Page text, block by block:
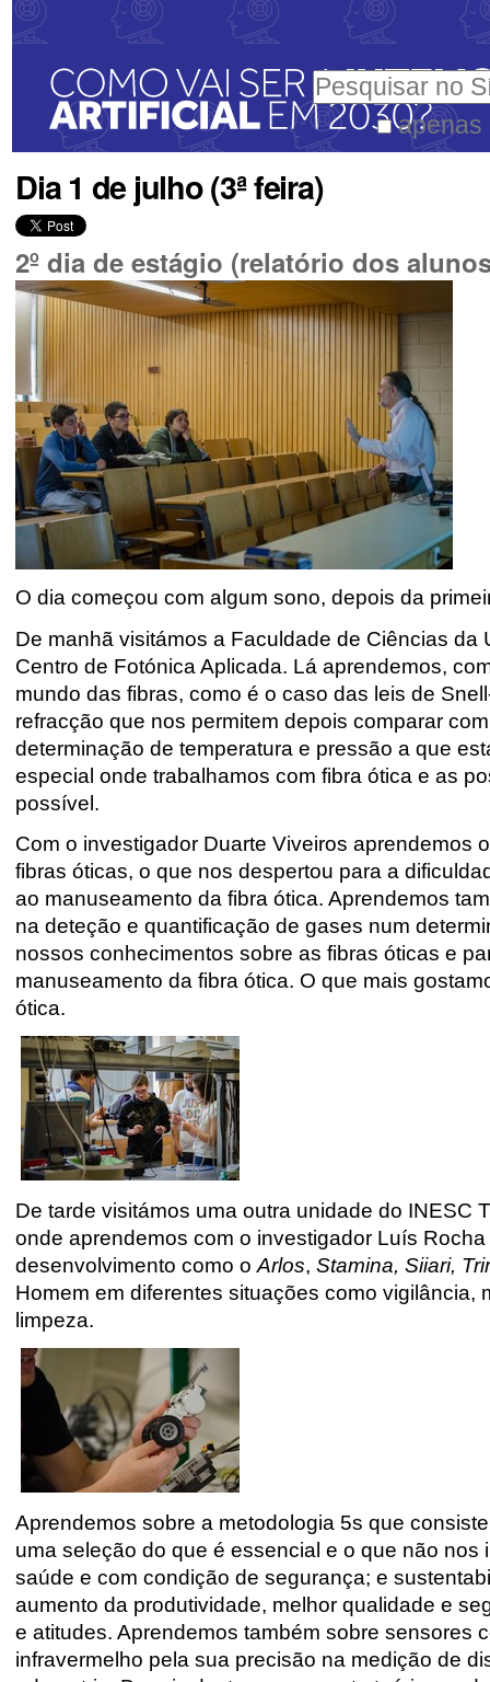
Ir
para
conteúdo.
|
Ir
para
a
navegação
Ferramentas
Pessoais
Pesquisar
apenas
Pesquisa
Avançada…
Dia 1 de julho (3ª feira)
2º dia de estágio (relatório dos
O dia começou com algum sono, depois da
De manhã visitámos a Faculdade de Ciências
Centro de Fotónica Aplicada. Lá aprendemos,
mundo das fibras, como é o caso das leis de
refracção que nos permitem depois comparar
determinação de temperatura e pressão a que
especial onde trabalhamos com fibra ótica e as
possível.
Com o investigador Duarte Viveiros aprendemos
fibras óticas, o que nos despertou para a
ao manuseamento da fibra ótica. Aprendemos
na deteção e quantificação de gases num
nossos conhecimentos sobre as fibras óticas e
manuseamento da fibra ótica. O que mais
ótica.
De tarde visitámos uma outra unidade do INESC
onde aprendemos com o investigador Luís
desenvolvimento como oArlos,Stamina, Siiari,
Homem em diferentes situações como
limpeza.
Aprendemos sobre a metodologia 5s que
uma seleção do que é essencial e o que não
saúde e com condição de segurança; e
aumento da produtividade, melhor qualidade e
e atitudes. Aprendemos também sobre sensores
infravermelho pela sua precisão na medição de